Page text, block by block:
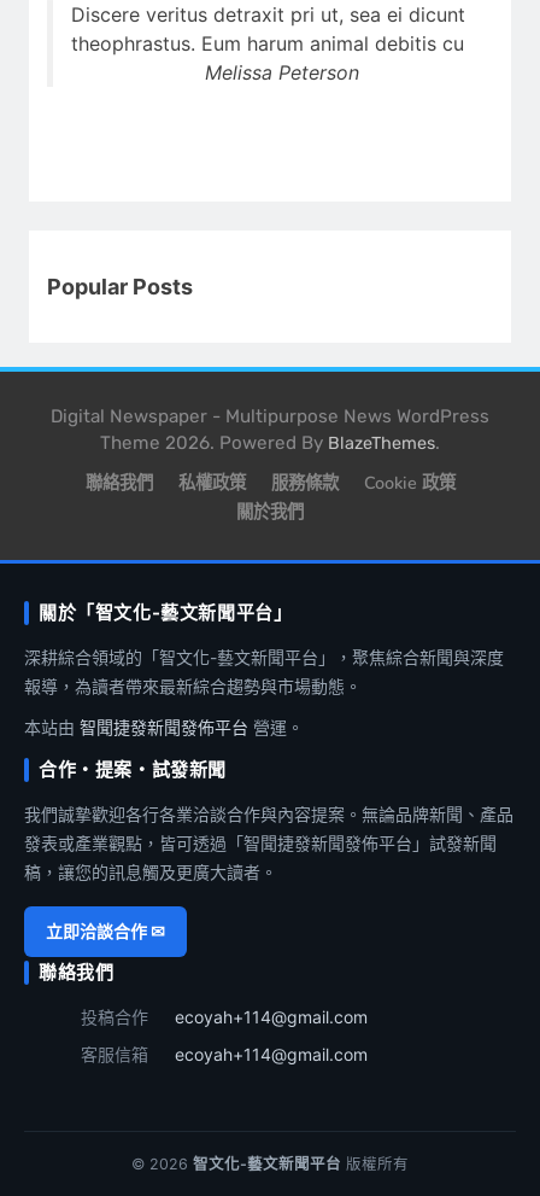
Discere veritus detraxit pri ut, sea ei dicunt
theophrastus. Eum harum animal debitis cu
Melissa Peterson
Popular Posts
Digital Newspaper - Multipurpose News WordPress
Theme 2026. Powered By BlazeThemes.
聯絡我們 私權政策 服務條款
Cookie 政策
關於我們
關於「智文化-藝文新聞平台」
深耕綜合領域的「智文化-藝文新聞平台」，聚焦綜合新聞與深度
報導，為讀者帶來最新綜合趨勢與市場動態。
本站由 智聞捷發新聞發佈平台 營運。
合作・提案・試發新聞
我們誠摯歡迎各行各業洽談合作與內容提案。無論品牌新聞、產品
發表或產業觀點，皆可透過「智聞捷發新聞發佈平台」試發新聞
稿，讓您的訊息觸及更廣大讀者。
立即洽談合作 ✉
聯絡我們
投稿合作
ecoyah+114@gmail.com
客服信箱
ecoyah+114@gmail.com
© 2026 智文化-藝文新聞平台 版權所有